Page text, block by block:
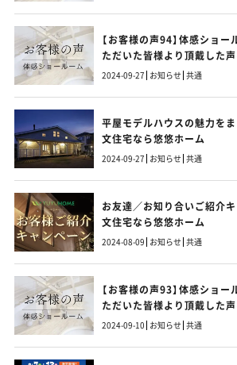
【お客様の声94】体感ショ
ただいた皆様より頂戴した声
2024-09-27 お知らせ 共通
平屋モデルハウスの魅力を
文住宅なら悠悠ホーム
2024-09-27 お知らせ 共通
お友達／お知り合いご紹介
文住宅なら悠悠ホーム
2024-08-09 お知らせ 共通
【お客様の声93】体感ショ
ただいた皆様より頂戴した声
2024-09-10 お知らせ 共通